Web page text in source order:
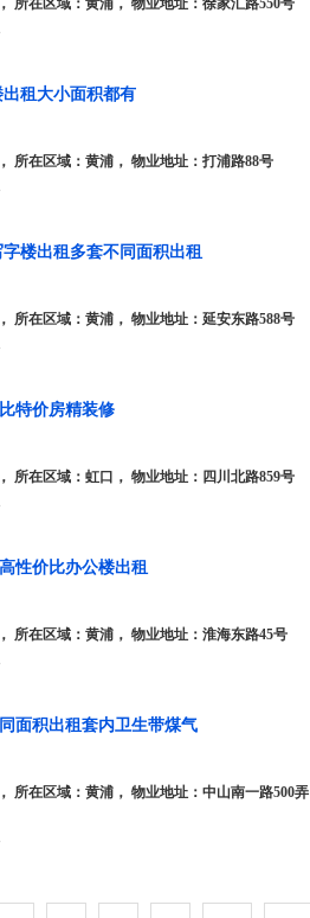
， 所在区域：黄浦， 物业地址：徐家汇路550号
租大小面积都有
， 所在区域：黄浦， 物业地址：打浦路88号
楼出租多套不同面积出租
， 所在区域：黄浦， 物业地址：延安东路588号
特价房精装修
， 所在区域：虹口， 物业地址：四川北路859号
性价比办公楼出租
， 所在区域：黄浦， 物业地址：淮海东路45号
面积出租套内卫生带煤气
， 所在区域：黄浦， 物业地址：中山南一路500弄